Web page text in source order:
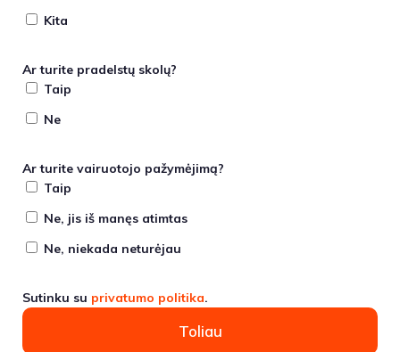
Kita
Ar turite pradelstų skolų?
Taip
Ne
Ar turite vairuotojo pažymėjimą?
Taip
Ne, jis iš manęs atimtas
Ne, niekada neturėjau
Sutinku su privatumo politika.
Toliau